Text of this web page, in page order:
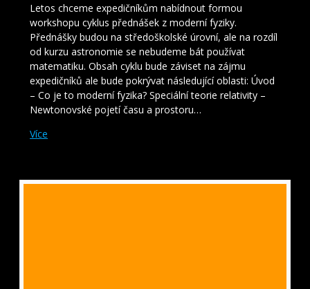
Letos chceme expedičníkům nabídnout formou
workshopu cyklus přednášek z moderní fyziky.
Přednášky budou na středoškolské úrovní, ale na rozdíl
od kurzu astronomie se nebudeme bát používat
matematiku. Obsah cyklu bude záviset na zájmu
expedičníků ale bude pokrývat následující oblasti: Úvod
– Co je to moderní fyzika? Speciální teorie relativity –
Newtonovské pojetí času a prostoru…
Více